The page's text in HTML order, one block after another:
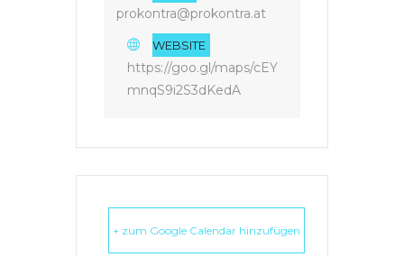
prokontra@prokontra.at
WEBSITE
https://goo.gl/maps/cEY
mnqS9i2S3dKedA
+ zum Google Calendar hinzufügen